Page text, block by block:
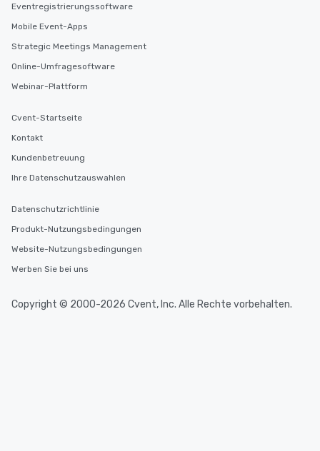
Eventregistrierungssoftware
Mobile Event-Apps
Strategic Meetings Management
Online-Umfragesoftware
Webinar-Plattform
Cvent-Startseite
Kontakt
Kundenbetreuung
Ihre Datenschutzauswahlen
Datenschutzrichtlinie
Produkt-Nutzungsbedingungen
Website-Nutzungsbedingungen
Werben Sie bei uns
Copyright © 2000-2026 Cvent, Inc. Alle Rechte vorbehalten.